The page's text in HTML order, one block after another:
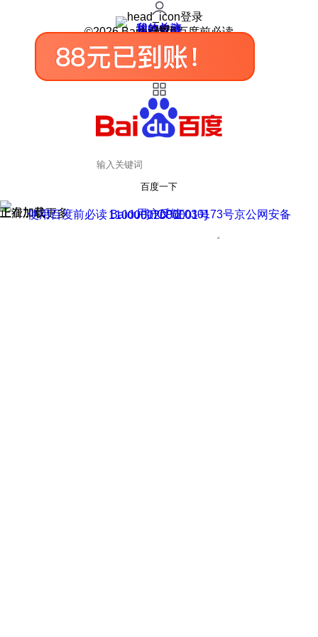
登录
我的关注
我的收藏
皮肤中心
用户反馈
设置
©2026 Baidu 使用百度前必读
百度一下
正在加载
上滑加载更多 用户反馈
使用百度前必读 Baidu 京ICP证030173号
京公网安备11000002000001号